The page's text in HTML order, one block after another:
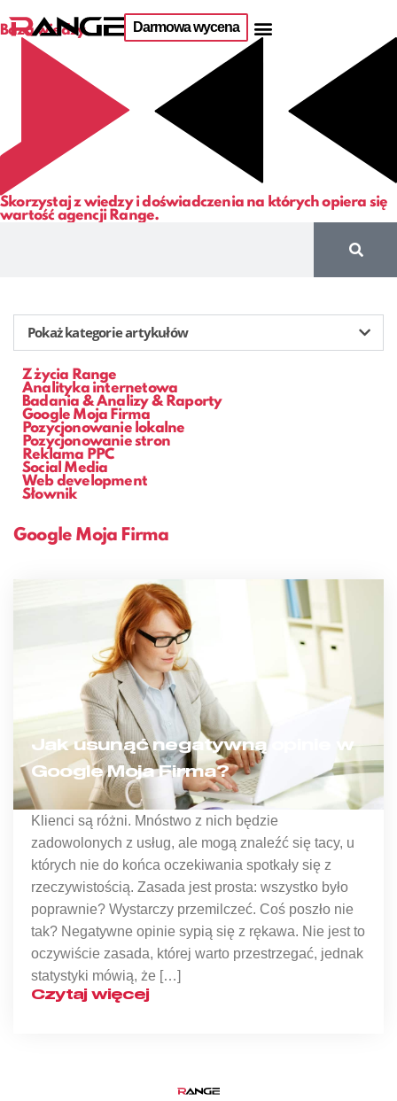
Darmowa wycena
Baza wiedzy
Skorzystaj z wiedzy i doświadczenia na których opiera się
wartość agencji Range.
Pokaż kategorie artykułów
Z życia Range
Analityka internetowa
Badania & Analizy & Raporty
Google Moja Firma
Pozycjonowanie lokalne
Pozycjonowanie stron
Reklama PPC
Social Media
Web development
Słownik
Google Moja Firma
Jak usunąć negatywną opinie w
Google Moja Firma?
Klienci są różni. Mnóstwo z nich będzie
zadowolonych z usług, ale mogą znaleźć się tacy, u
których nie do końca oczekiwania spotkały się z
rzeczywistością. Zasada jest prosta: wszystko było
poprawnie? Wystarczy przemilczeć. Coś poszło nie
tak? Negatywne opinie sypią się z rękawa. Nie jest to
oczywiście zasada, której warto przestrzegać, jednak
statystyki mówią, że […]
Czytaj więcej